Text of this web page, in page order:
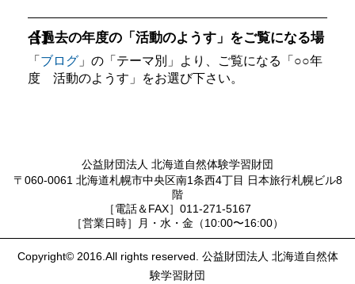
【過去の年度の「活動のようす」をご覧になる場合】
「 ブログ 」の「テーマ別」より、ご覧になる「○○年
度 活動のようす」をお選び下さい。
公益財団法人 北海道自然体験学習財団
〒060-0061 北海道札幌市中央区南1条西4丁目 日本旅行札幌ビル8
階
［電話＆FAX］011-271-5167
［営業日時］月・水・金（10:00〜16:00）
Copyright© 2016.All rights reserved. 公益財団法人 北海道自然体
験学習財団